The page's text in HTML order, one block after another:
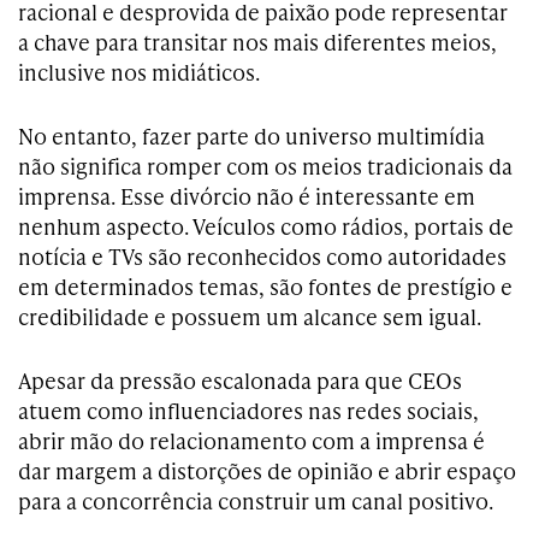
racional e desprovida de paixão pode representar
a chave para transitar nos mais diferentes meios,
inclusive nos midiáticos.
No entanto, fazer parte do universo multimídia
não significa romper com os meios tradicionais da
imprensa. Esse divórcio não é interessante em
nenhum aspecto. Veículos como rádios, portais de
notícia e TVs são reconhecidos como autoridades
em determinados temas, são fontes de prestígio e
credibilidade e possuem um alcance sem igual.
Apesar da pressão escalonada para que CEOs
atuem como influenciadores nas redes sociais,
abrir mão do relacionamento com a imprensa é
dar margem a distorções de opinião e abrir espaço
para a concorrência construir um canal positivo.